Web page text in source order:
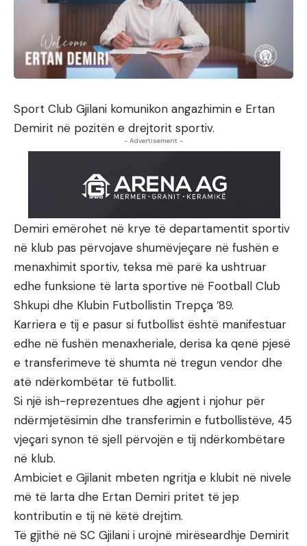
Sport Club Gjilani komunikon angazhimin e Ertan
Demirit në pozitën e drejtorit sportiv.
- Advertisement -
Demiri emërohet në krye të departamentit sportiv
në klub pas përvojave shumëvjeçare në fushën e
menaxhimit sportiv, teksa më parë ka ushtruar
edhe funksione të larta sportive në Football Club
Shkupi dhe Klubin Futbollistin Trepça ’89.
Karriera e tij e pasur si futbollist është manifestuar
edhe në fushën menaxheriale, derisa ka qenë pjesë
e transferimeve të shumta në tregun vendor dhe
atë ndërkombëtar të futbollit.
Si një ish-reprezentues dhe agjent i njohur për
ndërmjetësimin dhe transferimin e futbollistëve, 45
vjeçari synon të sjell përvojën e tij ndërkombëtare
në klub.
Ambiciet e Gjilanit mbeten ngritja e klubit në nivele
më të larta dhe Ertan Demiri pritet të jep
kontributin e tij në këtë drejtim.
Të gjithë në SC Gjilani i urojnë mirëseardhje Demirit